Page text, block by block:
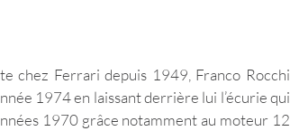
chez Ferrari depuis 1949, Franco Rocchi
1974 en laissant derrière lui l’écurie qui
1970 grâce notamment au moteur 12